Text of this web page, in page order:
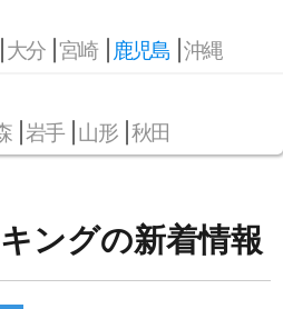
大分 宮崎 鹿児島 沖縄
岩手 山形 秋田
ングの新着情報